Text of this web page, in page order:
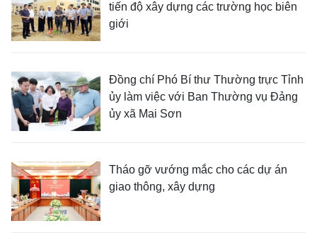
tiến độ xây dựng các trường học biên
giới
Đồng chí Phó Bí thư Thường trực Tỉnh
ủy làm việc với Ban Thường vụ Đảng
ủy xã Mai Sơn
Tháo gỡ vướng mắc cho các dự án
giao thông, xây dựng